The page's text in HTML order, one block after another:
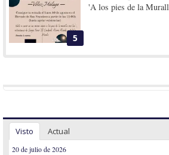
5
'A los pies de la
Visto Actual
20 de julio de 2026